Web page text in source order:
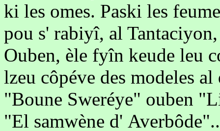
ki les omes. Paski les
pou s' rabiyî, al
Ouben, èle fyîn keude leu
lzeu côpéve des modeles
"Boune Sweréye" ouben
"El samwène d'